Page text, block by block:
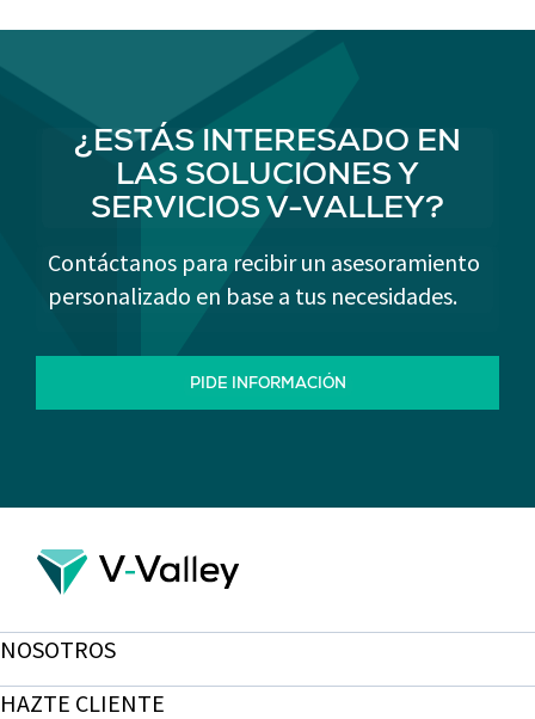
¿ESTÁS INTERESADO EN
LAS SOLUCIONES Y
SERVICIOS V-VALLEY?
Contáctanos para recibir un asesoramiento
personalizado en base a tus necesidades.
PIDE INFORMACIÓN
NOSOTROS
HAZTE CLIENTE